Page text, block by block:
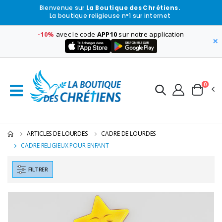
Bienvenue sur La Boutique des Chrétiens.
La boutique religieuse n°1 sur internet
-10% avec le code APP10 sur notre application
×
0
ARTICLES DE LOURDES
CADRE DE LOURDES
CADRE RELIGIEUX POUR ENFANT
FILTRER